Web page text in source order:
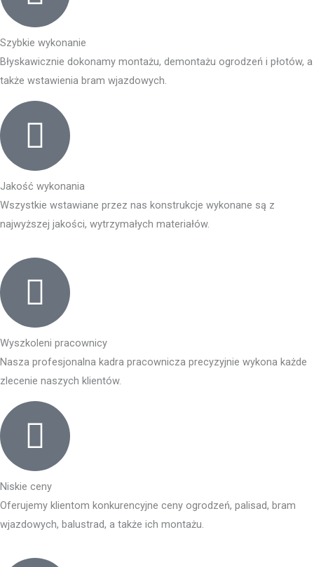
Szybkie wykonanie
Błyskawicznie dokonamy montażu, demontażu ogrodzeń i płotów, a
także wstawienia bram wjazdowych.
Jakość wykonania
Wszystkie wstawiane przez nas konstrukcje wykonane są z
najwyższej jakości, wytrzymałych materiałów.
Wyszkoleni pracownicy
Nasza profesjonalna kadra pracownicza precyzyjnie wykona każde
zlecenie naszych klientów.
Niskie ceny
Oferujemy klientom konkurencyjne ceny ogrodzeń, palisad, bram
wjazdowych, balustrad, a także ich montażu.